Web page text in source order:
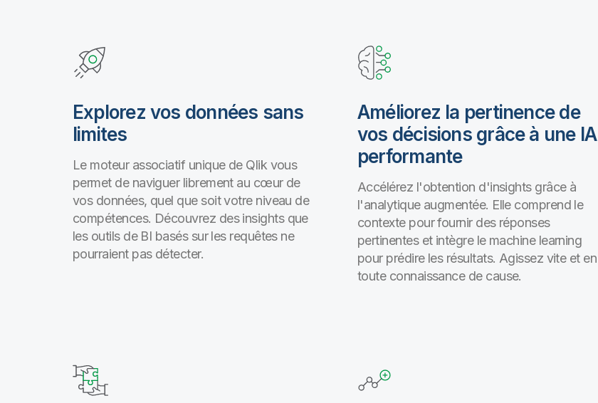
Explorez vos données sans
limites
Le moteur associatif unique de Qlik vous
permet de naviguer librement au cœur de
vos données, quel que soit votre niveau de
compétences. Découvrez des insights que
les outils de BI basés sur les requêtes ne
pourraient pas détecter.
Améliorez la pertinence de
vos décisions grâce à une IA
performante
Accélérez l'obtention d'insights grâce à
l'analytique augmentée. Elle comprend le
contexte pour fournir des réponses
pertinentes et intègre le machine learning
pour prédire les résultats. Agissez vite et en
toute connaissance de cause.